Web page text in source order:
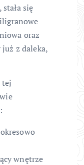
się
oraz
z daleka,
tej
wnętrze